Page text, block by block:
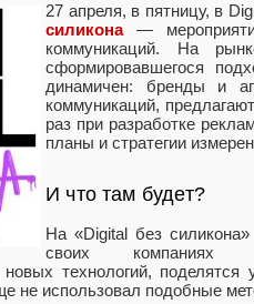
27 апреля, в пятницу, в
силикона—
коммуникаций. На
сформировавшегося
динамичен: бренды и
коммуникаций,
раз при разработке
планы и стратегии
И что там будет?
На «Digital без
своих компаниях
новых технологий,
не использовал подобные